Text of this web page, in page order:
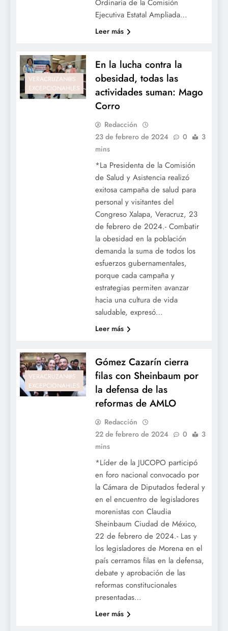
Ordinaria de la Comisión
Ejecutiva Estatal Ampliada…
Leer más
VERACRUZAN@S
EXCEPCIONAHLES
En la lucha contra la
obesidad, todas las
actividades suman: Mago
Corro
Redacción
23 de febrero de 2024
0
3
mins
*La Presidenta de la Comisión
de Salud y Asistencia realizó
exitosa campaña de salud para
personal y visitantes del
Congreso Xalapa, Veracruz, 23
de febrero de 2024.- Combatir
la obesidad en la población
demanda la suma de todos los
esfuerzos gubernamentales,
porque cada campaña y
estrategias permiten avanzar
hacia una cultura de vida
saludable, expresó…
Leer más
VERACRUZAN@S
EXCEPCIONAHLES
Gómez Cazarín cierra
filas con Sheinbaum por
la defensa de las
reformas de AMLO
Redacción
22 de febrero de 2024
0
3
mins
*Líder de la JUCOPO participó
en foro nacional convocado por
la Cámara de Diputados federal y
en el encuentro de legisladores
morenistas con Claudia
Sheinbaum Ciudad de México,
22 de febrero de 2024.- Las y
los legisladores de Morena en el
país cerramos filas en la defensa,
debate y aprobación de las
reformas constitucionales
presentadas…
Leer más